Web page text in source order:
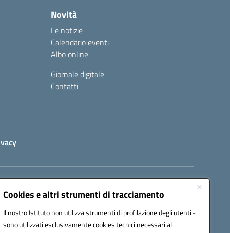
Cookies e altri strumenti di tracciamento
Il nostro Istituto non utilizza strumenti di profilazione degli utenti -
sono utilizzati esclusivamente cookies tecnici necessari al
Novità
Le notizie
Calendario eventi
Albo online
Giornale digitale
Contatti
certificata (PEC): peic82000d@pec.istruzione.it